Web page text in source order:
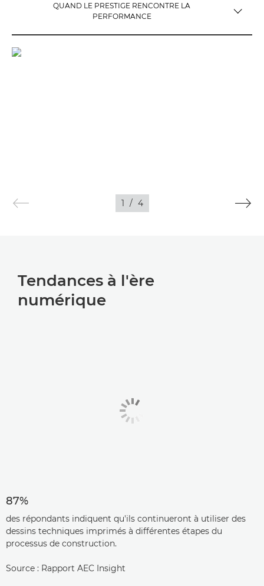
QUAND LE PRESTIGE RENCONTRE LA
PERFORMANCETOGGLE MENU
1 / 4
Tendances à l'ère
numérique
87%
des répondants indiquent qu'ils continueront à utiliser des
dessins techniques imprimés à différentes étapes du
processus de construction.
Source : Rapport AEC Insight